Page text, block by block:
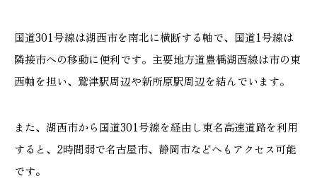
国道301号線は湖西市を南北に横断する軸で、国道1号線は
隣接市への移動に便利です。主要地方道豊橋湖西線は市の東
西軸を担い、鷲津駅周辺や新所原駅周辺を結んでいます。
また、湖西市から国道301号線を経由し東名高速道路を利用
すると、2時間弱で名古屋市、静岡市などへもアクセス可能
です。